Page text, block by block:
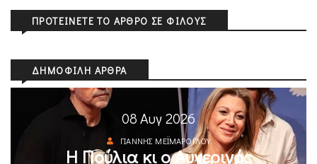
ΠΡΟΤΕΊΝΕΤΕ ΤΟ ΆΡΘΡΟ ΣΕ ΦΊΛΟΥΣ
ΔΗΜΟΦΙΛΉ ΆΡΘΡΑ
08 Αυγ 2026
ΓΙΆΝΝΗΣ ΜΕΪΜΆΡΟΓΛΟΥ
Η Πούλια κι ο Αυγερινός